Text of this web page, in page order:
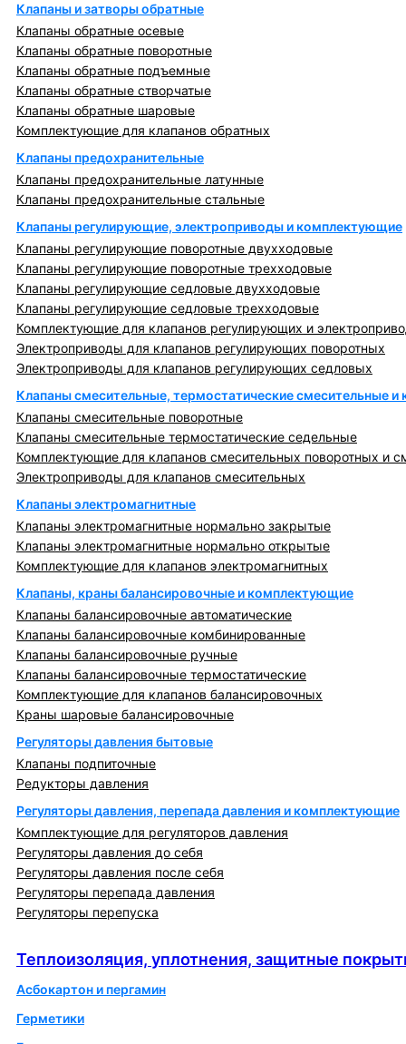
Клапаны и затворы обратные
Клапаны обратные осевые
Клапаны обратные поворотные
Клапаны обратные подъемные
Клапаны обратные створчатые
Клапаны обратные шаровые
Комплектующие для клапанов обратных
Клапаны предохранительные
Клапаны предохранительные латунные
Клапаны предохранительные стальные
Клапаны регулирующие, электроприводы и комплектующие
Клапаны регулирующие поворотные двухходовые
Клапаны регулирующие поворотные трехходовые
Клапаны регулирующие седловые двухходовые
Клапаны регулирующие седловые трехходовые
Комплектующие для клапанов регулирующих и
Электроприводы для клапанов регулирующих поворотных
Электроприводы для клапанов регулирующих седловых
Клапаны смесительные, термостатические смесительные
Клапаны смесительные поворотные
Клапаны смесительные термостатические седельные
Комплектующие для клапанов смесительных поворотных и
Электроприводы для клапанов смесительных
Клапаны электромагнитные
Клапаны электромагнитные нормально закрытые
Клапаны электромагнитные нормально открытые
Комплектующие для клапанов электромагнитных
Клапаны, краны балансировочные и комплектующие
Клапаны балансировочные автоматические
Клапаны балансировочные комбинированные
Клапаны балансировочные ручные
Клапаны балансировочные термостатические
Комплектующие для клапанов балансировочных
Краны шаровые балансировочные
Регуляторы давления бытовые
Клапаны подпиточные
Редукторы давления
Регуляторы давления, перепада давления и комплектующие
Комплектующие для регуляторов давления
Регуляторы давления до себя
Регуляторы давления после себя
Регуляторы перепада давления
Регуляторы перепуска
Теплоизоляция, уплотнения, защитные
Асбокартон и пергамин
Герметики